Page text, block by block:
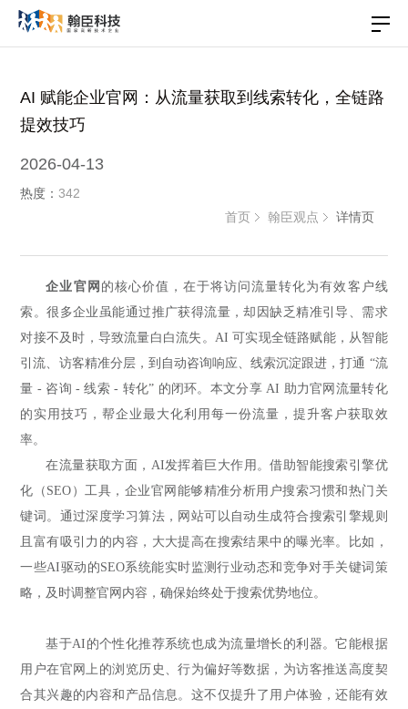
AI 赋能企业官网：从流量获取到线索转化，全链路
提效技巧
2026-04-13
热度：342
首页
翰臣观点 详情页
企业官网 的核心价值，在于将访问流量转化为有效客户线
索。很多企业虽能通过推广获得流量，却因缺乏精准引导、需求
对接不及时，导致流量白白流失。AI 可实现全链路赋能，从智能
引流、访客精准分层，到自动咨询响应、线索沉淀跟进，打通 “流
量 - 咨询 - 线索 - 转化” 的闭环。本文分享 AI 助力官网流量转化
的实用技巧，帮企业最大化利用每一份流量，提升客户获取效
率。
在流量获取方面，AI发挥着巨大作用。借助智能搜索引擎优
化（SEO）工具，企业官网能够精准分析用户搜索习惯和热门关
键词。通过深度学习算法，网站可以自动生成符合搜索引擎规则
且富有吸引力的内容，大大提高在搜索结果中的曝光率。比如，
一些AI驱动的SEO系统能实时监测行业动态和竞争对手关键词策
略，及时调整官网内容，确保始终处于搜索优势地位。
基于AI的个性化推荐系统也成为流量增长的利器。它能根据
用户在官网上的浏览历史、行为偏好等数据，为访客推送高度契
合其兴趣的内容和产品信息。这不仅提升了用户体验，还能有效